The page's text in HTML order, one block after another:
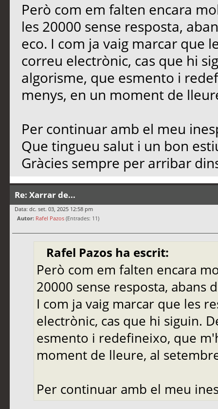
Però com em falten encara
les 20000 sense resposta,
eco. I com ja vaig marcar que
correu electrònic, cas que hi
algorisme, que esmento i
menys, en un moment de
Per continuar amb el meu
Que tingueu salut i un bon
Gràcies sempre per arribar
Re: Xarrar de...
Data: dc. set. 03, 2025 12:58 pm
Autor: Rafel Pazos (Entrades: 11)
Rafel Pazos ha escrit:
Però com em falten encara
20000 sense resposta, abans
I com ja vaig marcar que les
electrònic, cas que hi siguin.
esmento i redefineixo, que
moment de lleure, al
Per continuar amb el meu